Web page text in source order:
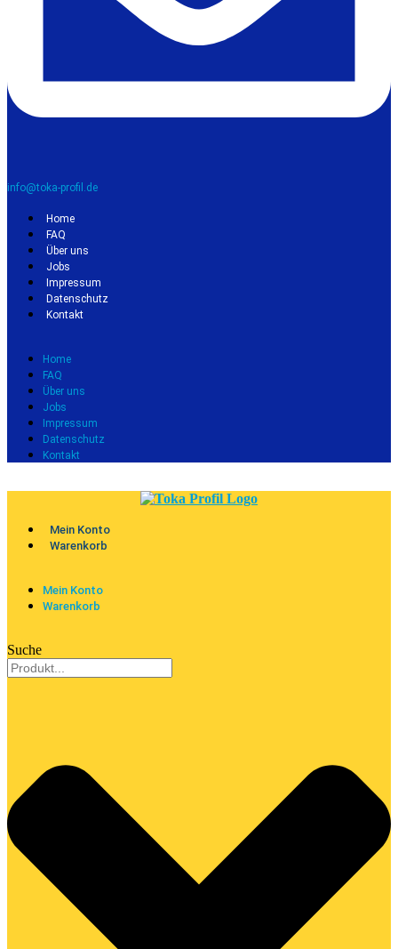
info@toka-profil.de
Home
FAQ
Über uns
Jobs
Impressum
Datenschutz
Kontakt
Home
FAQ
Über uns
Jobs
Impressum
Datenschutz
Kontakt
Mein Konto
Warenkorb
Mein Konto
Warenkorb
Suche